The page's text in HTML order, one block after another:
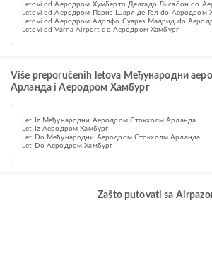
Letovi od Aеродром Хумберто Делгадо Лисабон do
Letovi od Aеродром Париз Шарл де Гол do Аеродром
Letovi od Аеродром Адолфо Суарез Мадрид do
Letovi od Varna Airport do Аеродром Хамбург
Više preporučenih letova Међународни
Арланда i Аеродром Хамбург
Let Iz Међународни Аеродром Стокхолм Арланда
Let Iz Аеродром Хамбург
Let Do Међународни Аеродром Стокхолм Арланда
Let Do Аеродром Хамбург
Zašto putovati sa